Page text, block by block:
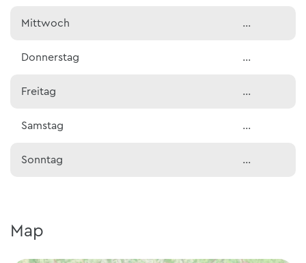
Mittwoch …
Donnerstag …
Freitag …
Samstag …
Sonntag …
Map